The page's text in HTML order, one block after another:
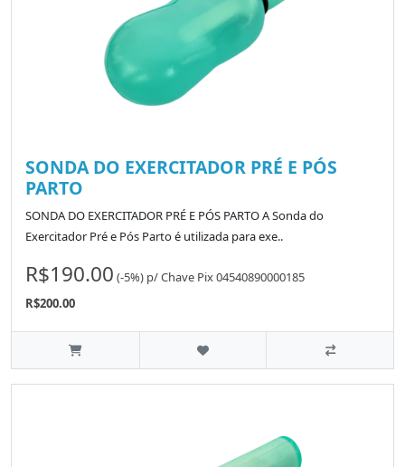
SONDA DO EXERCITADOR PRÉ E PÓS
PARTO
SONDA DO EXERCITADOR PRÉ E PÓS PARTO A Sonda do
Exercitador Pré e Pós Parto é utilizada para exe..
R$190.00 (-5%) p/Chave Pix 04540890000185
R$200.00